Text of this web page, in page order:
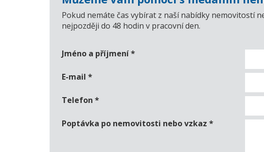
Pokud nemáte čas vybírat z naší nabídky nemovitostí
nejpozději do 48 hodin v pracovní den.
Jméno a příjmení*
E-mail *
Telefon *
Poptávka po nemovitosti nebo vzkaz *